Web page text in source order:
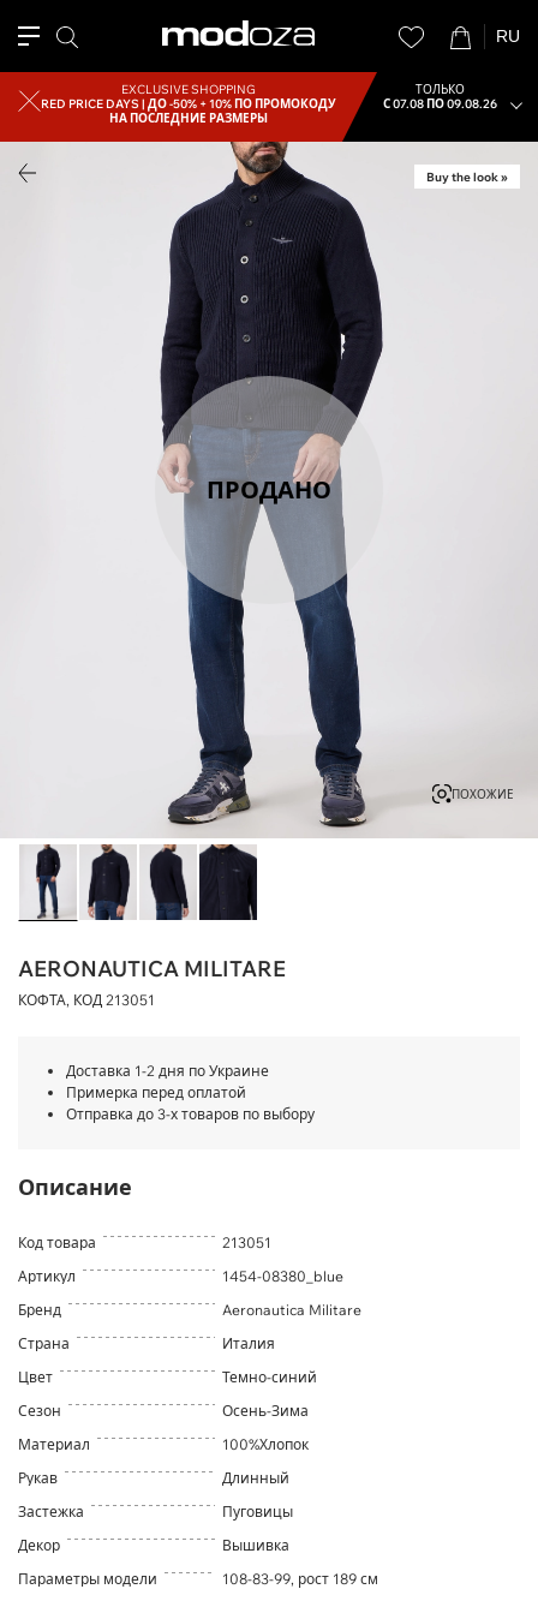
RU
EXCLUSIVE SHOPPING
RED PRICE DAYS |ДО -50% + 10% ПО ПРОМОКОДУ
НА ПОСЛЕДНИЕ РАЗМЕРЫ
ТОЛЬКО
С 07.08 ПО 09.08.26
Buy the look »
ПОХОЖИЕ
ПРОДАНО
AERONAUTICA MILITARE
КОФТА, КОД 213051
Доставка 1-2 дня по Украине
Примерка перед оплатой
Отправка до 3-х товаров по выбору
Описание
Код товара
213051
Артикул
1454-08380_blue
Бренд
Aeronautica Militare
Страна
Италия
Цвет
Темно-синий
Сезон
Осень-Зима
Материал
100%Хлопок
Рукав
Длинный
Застежка
Пуговицы
Декор
Вышивка
Параметры модели
108-83-99, рост 189 см